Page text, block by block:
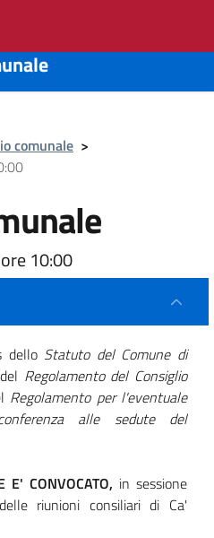
comunale >
10:00
dello Statuto del Comune di
Regolamento del Consiglio
Regolamento per l'eventuale
alle sedute del
E' CONVOCATO, in sessione
riunioni consiliari di Ca'